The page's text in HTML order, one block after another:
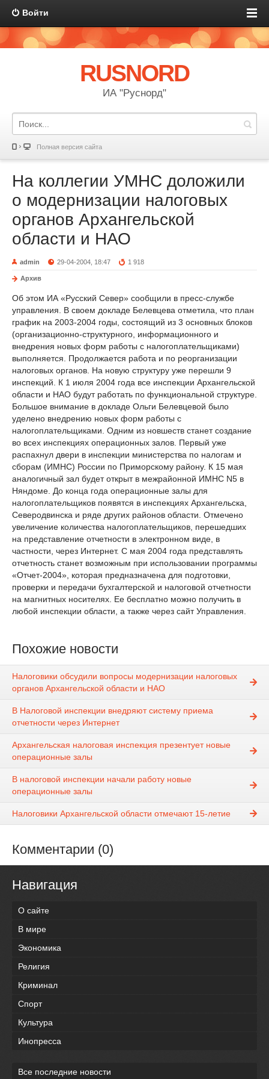
Войти
RUSNORD
ИА "Руснорд"
Полная версия сайта
На коллегии УМНС доложили
о модернизации налоговых
органов Архангельской
области и НАО
admin 29-04-2004, 18:47 1 918
Архив
Об этом ИА «Русский Север» сообщили в пресс-службе
управления. В своем докладе Белевцева отметила, что план
график на 2003-2004 годы, состоящий из 3 основных блоков
(организационно-структурного, информационного и
внедрения новых форм работы с налогоплательщиками)
выполняется. Продолжается работа и по реорганизации
налоговых органов. На новую структуру уже перешли 9
инспекций. К 1 июля 2004 года все инспекции Архангельской
области и НАО будут работать по функциональной структуре.
Большое внимание в докладе Ольги Белевцевой было
уделено внедрению новых форм работы с
налогоплательщиками. Одним из новшеств станет создание
во всех инспекциях операционных залов. Первый уже
распахнул двери в инспекции министерства по налогам и
сборам (ИМНС) России по Приморскому району. К 15 мая
аналогичный зал будет открыт в межрайонной ИМНС N5 в
Няндоме. До конца года операционные залы для
налогоплательщиков появятся в инспекциях Архангельска,
Северодвинска и ряде других районов области. Отмечено
увеличение количества налогоплательщиков, перешедших
на представление отчетности в электронном виде, в
частности, через Интернет. С мая 2004 года представлять
отчетность станет возможным при использовании программы
«Отчет-2004», которая предназначена для подготовки,
проверки и передачи бухгалтерской и налоговой отчетности
на магнитных носителях. Ее бесплатно можно получить в
любой инспекции области, а также через сайт Управления.
Похожие новости
Налоговики обсудили вопросы модернизации налоговых
органов Архангельской области и НАО
В Налоговой инспекции внедряют систему приема
отчетности через Интернет
Архангельская налоговая инспекция презентует новые
операционные залы
В налоговой инспекции начали работу новые
операционные залы
Налоговики Архангельской области отмечают 15-летие
Комментарии (0)
Навигация
О сайте
В мире
Экономика
Религия
Криминал
Спорт
Культура
Инопресса
Все последние новости